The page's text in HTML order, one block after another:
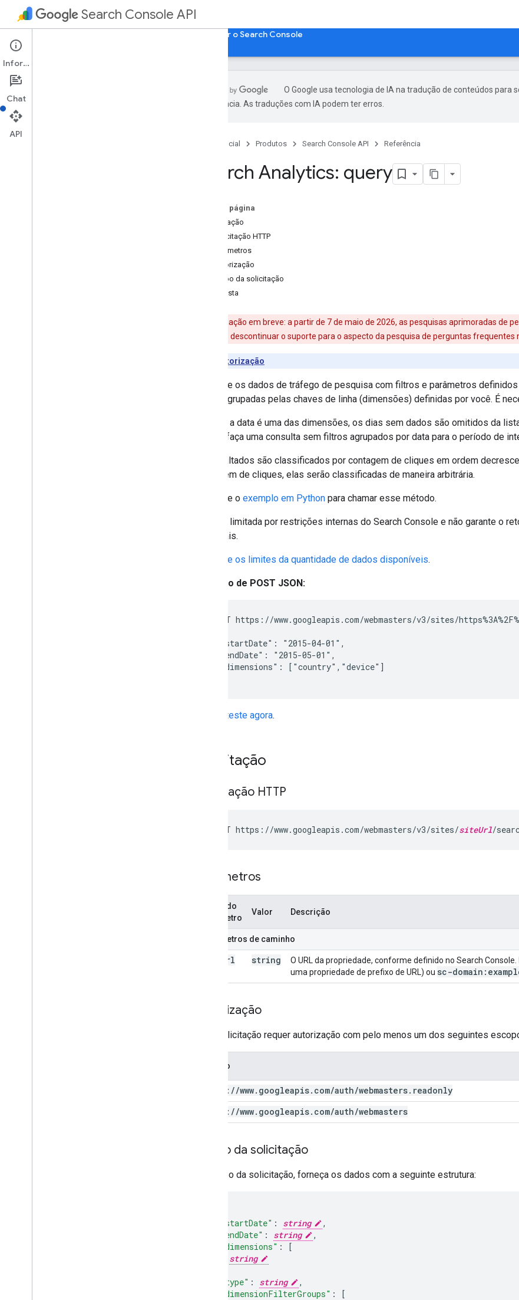
Search Console API
Acessar o Search Console
Lista de métodos
Mensagens de erro padrão
O Google usa tecnologia de IA na tradução de conteúdos para
preferência. As traduções com IA podem ter erros.
Página inicial Produtos Search Console API Referência
Search Analytics: query
Nesta página
Solicitação
Solicitação HTTP
Parâmetros
Autorização
Corpo da solicitação
Resposta
Descontinuação em breve: a partir de 7 de maio de 2026, as pesquisas aprimoradas de
Google. Vamos descontinuar o suporte para o aspecto da pesquisa de perguntas frequentes
autorização
Consulte os dados de tráfego de pesquisa com filtros e parâmetros
linhas agrupadas pelas chaves de linha (dimensões) definidas por você. É
Quando a data é uma das dimensões, os dias sem dados são omitidos da
dados, faça uma consulta sem filtros agrupados por data para o período de
Os resultados são classificados por contagem de cliques em ordem
contagem de cliques, elas serão classificadas de maneira arbitrária.
Consulte o exemplo em Python para chamar esse método.
A API é limitada por restrições internas do Search Console e não garante o
principais.
Consulte os limites da quantidade de dados disponíveis.
Exemplo de POST JSON:
POST https://www.googleapis.com/webmasters/v3/sites/
  "startDate": "2015-04-01",
  "endDate": "2015-05-01",
  "dimensions": ["country","device"]
Faça o teste agora.
Solicitação
Solicitação HTTP
POST https://www.googleapis.com/webmasters/v3/sites/siteUrl/
Parâmetros
Nome do
parâmetro
Valor Descrição
Parâmetros de caminho
Url string O URL da propriedade, conforme definido no Search Console.
uma propriedade de prefixo de URL) ou sc-
Autorização
Esta solicitação requer autorização com pelo menos um dos seguintes
Escopo
https: //www. googleapis. com/auth/webmasters. readonly
https: //www. googleapis. com/auth/webmasters
Corpo da solicitação
No corpo da solicitação, forneça os dados com a seguinte estrutura:
"startDate" : string
,
"endDate" : string
,
"dimensions" :
[
string
"type" : string
,
"dimensionFilterGroups" :
[
Informações
Chat
API